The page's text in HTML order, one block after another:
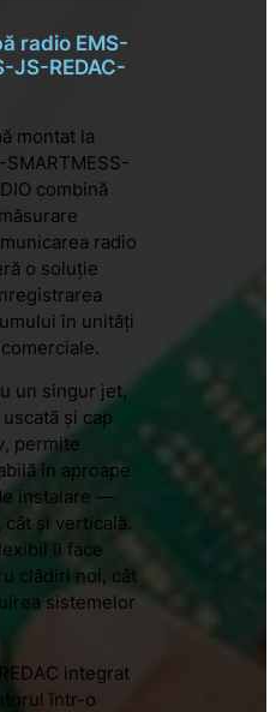
radio EMS-
JS-REDAC-
montat la
combină
radio
o soluție
în unități
un singur jet,
și cap
permite
în aproape
instalare —
cât și verticală.
îl face
clădiri noi, cât
sistemelor
integrat
într-o